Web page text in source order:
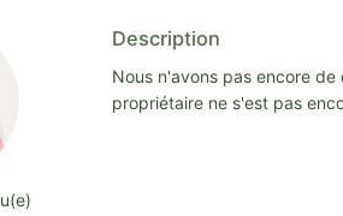
Description
Nous n'avons pas encore
propriétaire ne s'est pas